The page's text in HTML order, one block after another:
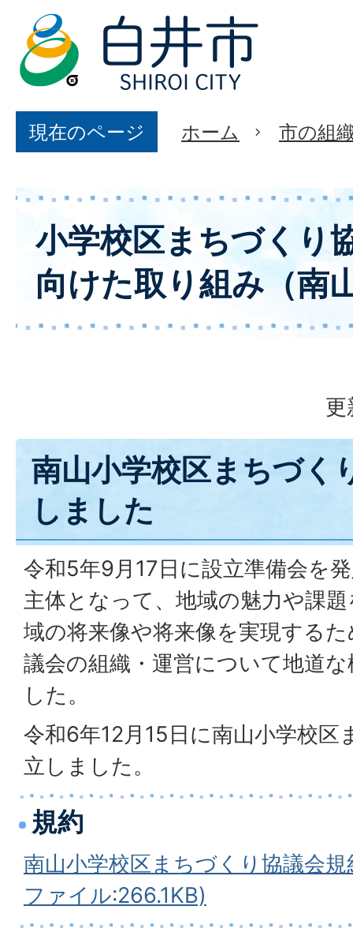
現在のページ ホーム 市の組
小学校区まちづくり
向けた取り組み（南
更
南山小学校区まちづく
しました
令和5年9月17日に設立準備会を
主体となって、地域の魅力や課
域の将来像や将来像を実現する
議会の組織・運営について地道
した。
令和6年12月15日に南山小学校区
立しました。
規約
南山小学校区まちづくり協議会
ファイル:266.1KB)